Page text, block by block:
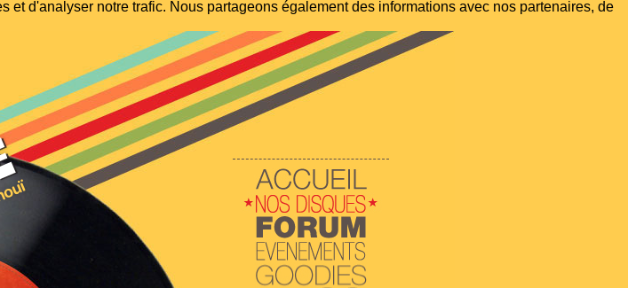
d'analyser notre trafic. Nous partageons également des informations avec nos partenaires, de